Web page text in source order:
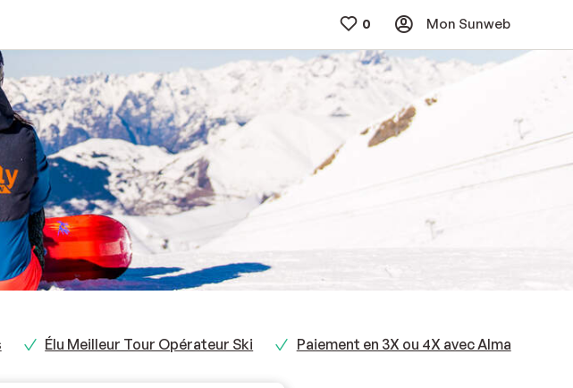
Mon Sunweb
Élu Meilleur Tour Opérateur Ski Paiement en 3X ou 4X avec Alma